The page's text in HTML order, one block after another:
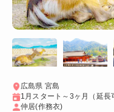
広島県 宮島
1月スタート～3ヶ月（延長
仲居(作務衣)